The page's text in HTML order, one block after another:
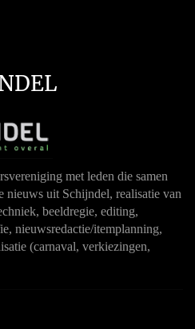
met leden die samen
nieuws uit Schijndel, realisatie van
beeldregie, editing,
nieuwsredactie/itemplanning,
(carnaval, verkiezingen,